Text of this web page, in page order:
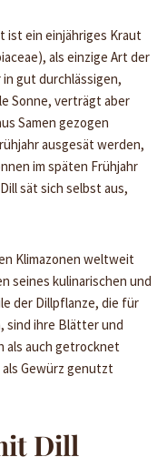
ist ein einjähriges Kraut
als einzige Art der
gut durchlässigen,
Sonne, verträgt aber
Samen gezogen
ausgesät werden,
im späten Frühjahr
sät sich selbst aus,
Klimazonen weltweit
seines kulinarischen und
der Dillpflanze, die für
sind ihre Blätter und
als auch getrocknet
Gewürz genutzt
Dill